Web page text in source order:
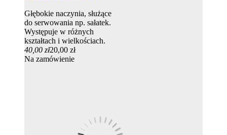
Głębokie naczynia, służące
do serwowania np. sałatek.
Występuje w różnych
kształtach i wielkościach.
40,00 zł20,00 zł
Na zamówienie